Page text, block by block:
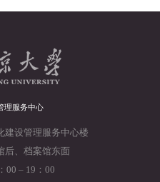
理服务中心
建设管理服务中心楼
后、档案馆东面
00 – 19：00